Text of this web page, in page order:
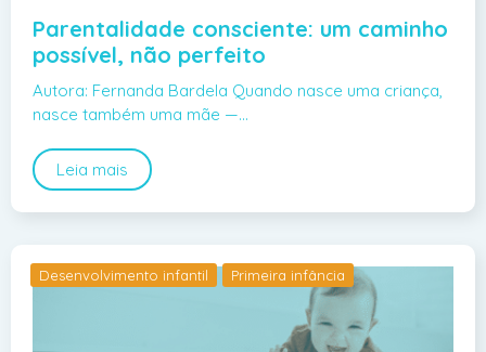
Parentalidade consciente: um caminho
possível, não perfeito
Autora: Fernanda Bardela Quando nasce uma criança,
nasce também uma mãe —…
Leia mais
Desenvolvimento infantil Primeira infância